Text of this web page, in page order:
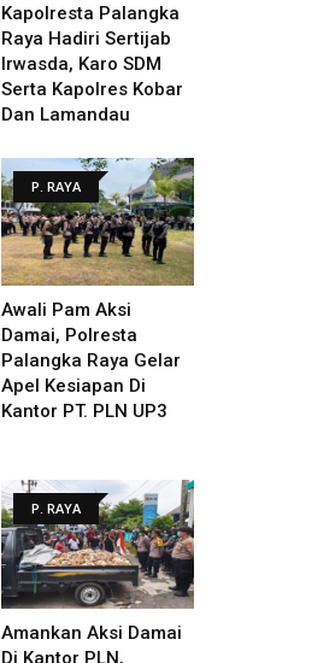
Kapolresta Palangka
Raya Hadiri Sertijab
Irwasda, Karo SDM
Serta Kapolres Kobar
Dan Lamandau
P. RAYA
Awali Pam Aksi
Damai, Polresta
Palangka Raya Gelar
Apel Kesiapan Di
Kantor PT. PLN UP3
P. RAYA
Amankan Aksi Damai
Di Kantor PLN,